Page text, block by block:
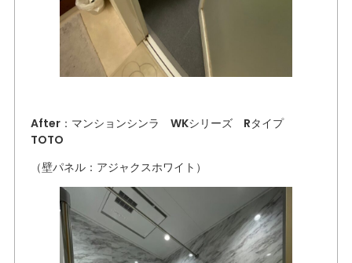
After：マンションシンラ WKシリーズ Rタイプ
TOTO
（壁パネル：アジャクスホワイト）